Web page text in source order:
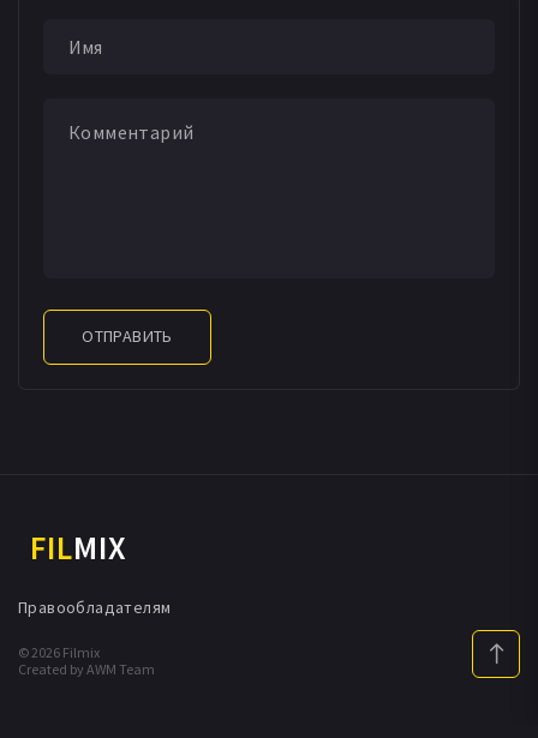
ОТПРАВИТЬ
FILMIX
© 2026 Filmix
Created by AWM Team
Правообладателям